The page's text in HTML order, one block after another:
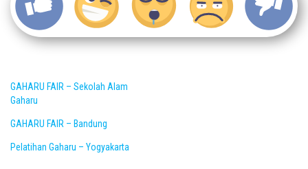
GAHARU FAIR – Sekolah Alam
Gaharu
GAHARU FAIR – Bandung
Pelatihan Gaharu – Yogyakarta